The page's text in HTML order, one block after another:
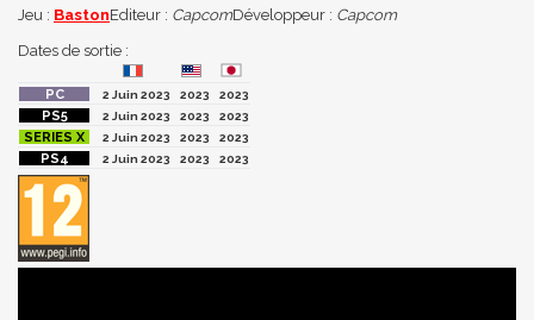
Jeu : BastonEditeur : CapcomDéveloppeur : Capcom
Dates de sortie :
2 Juin 2023 2023
2023
2 Juin 2023
2023
2023
2 Juin 2023
2023
2023
2 Juin 2023
2023 2023